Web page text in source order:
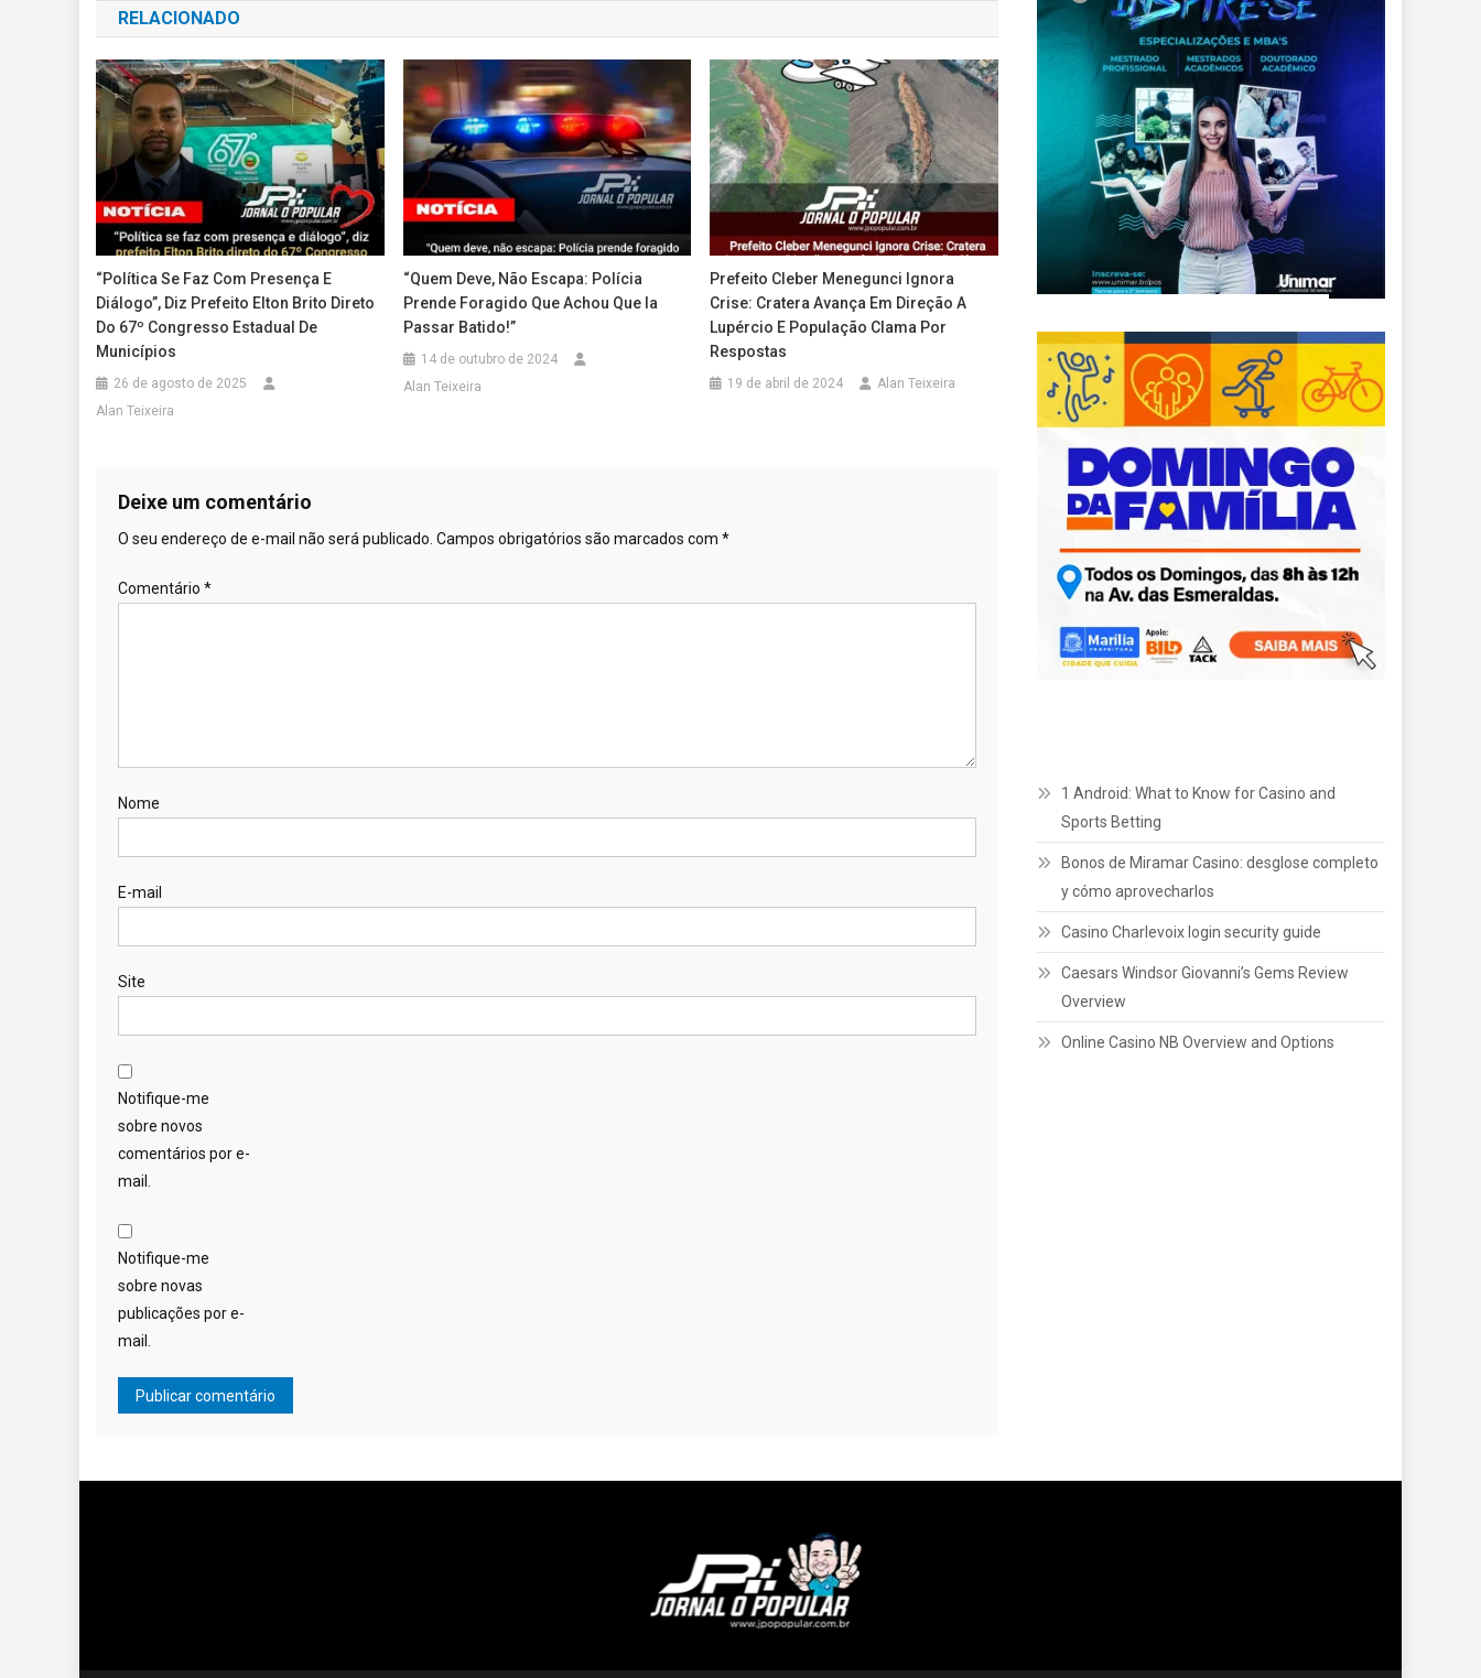
Post
RELACIONADO
“Política Se Faz Com Presença E
Diálogo”, Diz Prefeito Elton Brito Direto
Do 67º Congresso Estadual De
Municípios
26 de agosto de 2025
Alan Teixeira
“Quem Deve, Não Escapa: Polícia
Prende Foragido Que Achou Que Ia
Passar Batido!”
14 de outubro de 2024
Alan Teixeira
Prefeito Cleber Menegunci Ignora
Crise: Cratera Avança Em Direção A
Lupércio E População Clama Por
Respostas
19 de abril de 2024 Alan Teixeira
Deixe um comentário
O seu endereço de e-mail não será publicado. Campos obrigatórios são marcados com *
Comentário *
Nome
E-mail
Site
Notifique-me
sobre novos
comentários por e-
mail.
Notifique-me
sobre novas
publicações por e-
mail.
1 Android: What to Know for Casino and
Sports Betting
Bonos de Miramar Casino: desglose completo
y cómo aprovecharlos
Casino Charlevoix login security guide
Caesars Windsor Giovanni’s Gems Review
Overview
Online Casino NB Overview and Options